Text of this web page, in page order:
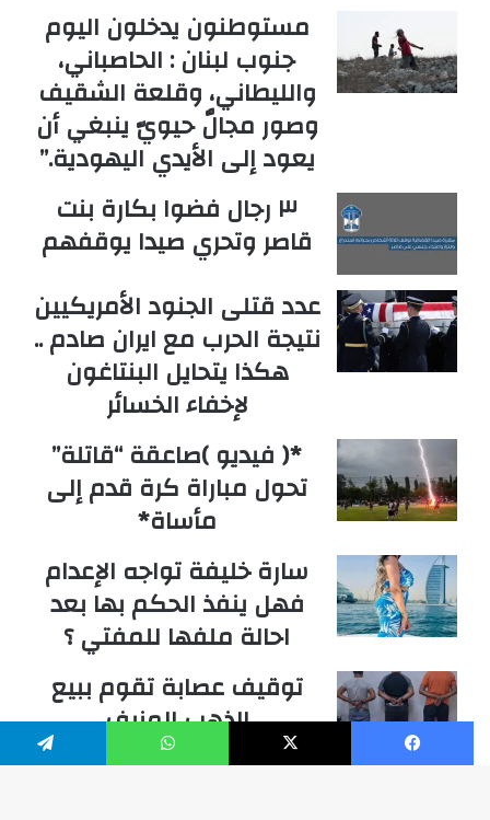
مستوطنون يدخلون اليوم
جنوب لبنان : الحاصباني،
والليطاني، وقلعة الشقيف
وصور مجالٌ حيويّ ينبغي أن
يعود إلى الأيدي اليهودية.”
٣ رجال فضوا بكارة بنت
قاصر وتحري صيدا يوقفهم
عدد قتلى الجنود الأمريكيين
نتيجة الحرب مع ايران صادم ..
هكذا يتحايل البنتاغون
لإخفاء الخسائر
*( فيديو )صاعقة “قاتلة”
تحول مباراة كرة قدم إلى
مأساة*
سارة خليفة تواجه الإعدام
فهل ينفذ الحكم بها بعد
احالة ملفها للمفتي ؟
توقيف عصابة تقوم ببيع
الذهب المزيف
فيسبوك ‫X واتساب تيلقرام